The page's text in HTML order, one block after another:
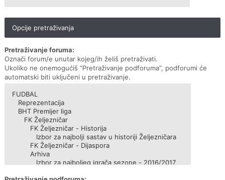
Opcije pretraživanja
Pretraživanje foruma:
Označi forum/e unutar kojeg/ih želiš pretraživati.
Ukoliko ne onemogućiš “Pretraživanje podforuma”, podforumi će
automatski biti uključeni u pretraživanje.